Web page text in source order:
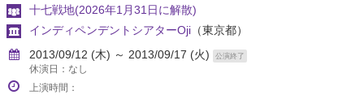
十七戦地(2026年1月31日に解散)
インディペンデントシアターOji （東京都）
2013/09/12 (木) ～ 2013/09/17 (火)
公演終了
休演日：なし
上演時間：